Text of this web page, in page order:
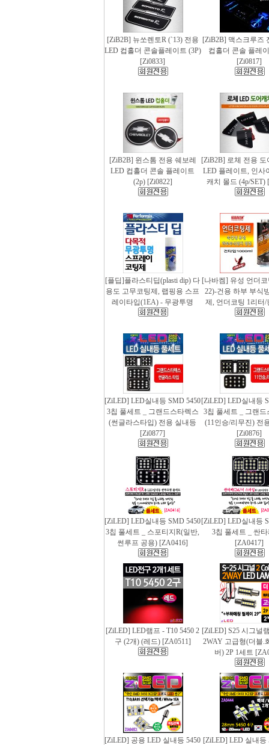
[ZiB2B] 뉴쏘렌토R (`13) 전용
LED 컵홀더 콘솔플레이트 (3P)
[Zi0833]
[ZiB2B] 맥스크루즈
컵홀더 콘솔 플레
[Zi0817]
[ZiB2B] 윈스톰 전용 쉐보레
LED 컵홀더 콘솔 플레이트
(2p) [Zi0822]
[ZiB2B] 로체 전용 도
LED 플레이트, 인사
캐치 몰드 (4p/SET)
[플딥]플라스티딥(plasti dip) 다
용도 고무코팅제, 랩핑용 스프
레이타입(1EA) - 무광투명
[나바켐] 유성 언더
22)-건용 하부 부식
제, 언더코팅 1리터/
[ZiLED] LED실내등 SMD 5450
3칩 풀세트 _ 그랜드스타렉스
(썬글라스타입) 전용 실내등
[Zi0877]
[ZiLED] LED실내등
3칩 풀세트 _ 그랜드
(11인승/리무진) 전
[Zi0876]
[ZiLED] LED실내등 SMD 5450
3칩 풀세트 _ 스포티지R(일반,
썬루프 공용) [ZA0416]
[ZiLED] LED실내등
3칩 풀세트 _ 싼
[ZA0417]
[ZiLED] LED램프 - T10 5450 2
구 (2개) (레드) [ZA0511]
[ZiLED] S25 시그널
2WAY 고급형(더블.
버) 2P 1세트
[ZiLED] 공용 LED 실내등 5450 [ZiLED] LED 실내등